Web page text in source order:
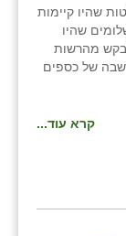
שהיו קיימות
ובהחלטה 1523 התשלומים שהיו
מהרשות
של כספים
קרא עוד...